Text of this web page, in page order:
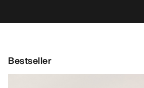
Bestseller